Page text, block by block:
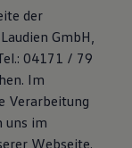
der
GmbH,
04171 / 79
Im
Verarbeitung
uns im
Webseite.